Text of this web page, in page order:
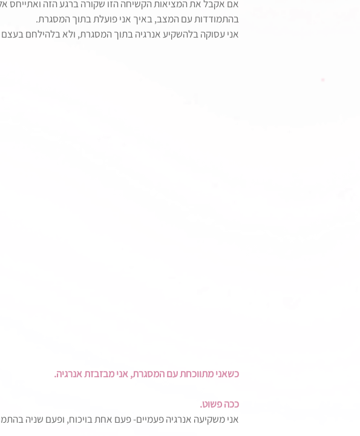
אם אקבל את המציאות הקשיחה הזו שקורה ברגע הזה ואתייחס
בהתמודדות עם המצב, באיך אני פועלת בתוך המסגרת.
אני עסוקה בלהשקיע אנרגיה בתוך המסגרת, ולא בלהילחם
כשאני מתווכחת עם המסגרת, אני מבזבזת אנרגיה.
ככה פשוט.
אני משקיעה אנרגיה פעמיים- פעם אחת בויכוח, ופעם שניה